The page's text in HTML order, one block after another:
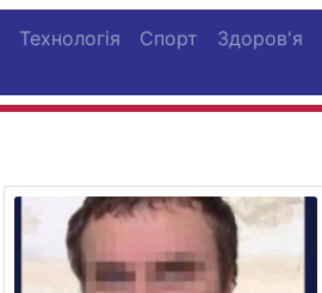
Технологія Спорт Здоров'я